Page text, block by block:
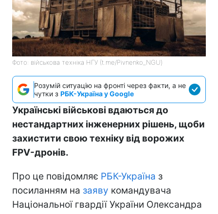
Фото: військова техніка НГУ (t.me/Pivnenko_NGU)
Розумій ситуацію на фронті через факти, а не
чутки з РБК-Україна у Google
Українські військові вдаються до
нестандартних інженерних рішень, щоби
захистити свою техніку від ворожих
FPV-дронів.
Про це повідомляє РБК-Україна з
посиланням на заяву командувача
Національної гвардії України Олександра